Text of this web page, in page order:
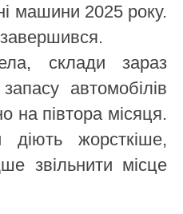
машини 2025 року.
склади зараз
автомобілів
на півтора місяця.
жорсткіше,
звільнити місце